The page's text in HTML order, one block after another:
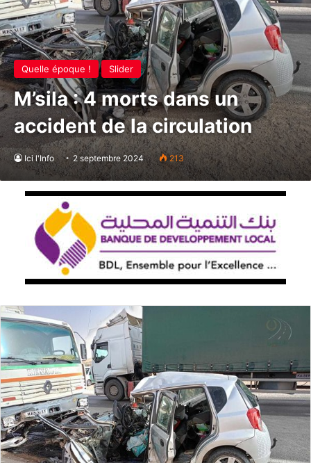
Quelle époque ! Slider
M’sila : 4 morts dans un
accident de la circulation
Ici l'Info 2 septembre 2024 213